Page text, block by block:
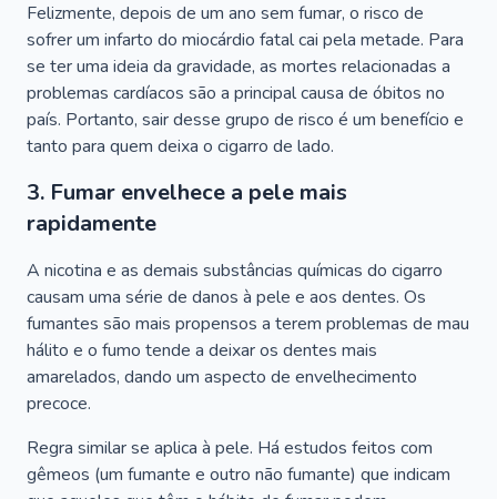
Felizmente, depois de um ano sem fumar, o risco de
sofrer um infarto do miocárdio fatal cai pela metade. Para
se ter uma ideia da gravidade, as mortes relacionadas a
problemas cardíacos são a principal causa de óbitos no
país. Portanto, sair desse grupo de risco é um benefício e
tanto para quem deixa o cigarro de lado.
3. Fumar envelhece a pele mais
rapidamente
A nicotina e as demais substâncias químicas do cigarro
causam uma série de danos à pele e aos dentes. Os
fumantes são mais propensos a terem problemas de mau
hálito e o fumo tende a deixar os dentes mais
amarelados, dando um aspecto de envelhecimento
precoce.
Regra similar se aplica à pele. Há estudos feitos com
gêmeos (um fumante e outro não fumante) que indicam